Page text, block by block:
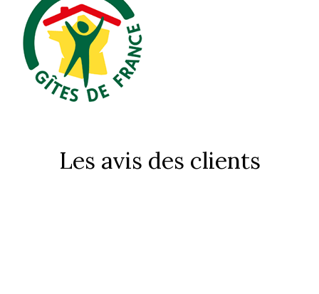
Les avis des clients